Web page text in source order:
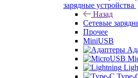
зарядные устройства
Назад
Сетевые
Прочее
MiniUSB
Type-